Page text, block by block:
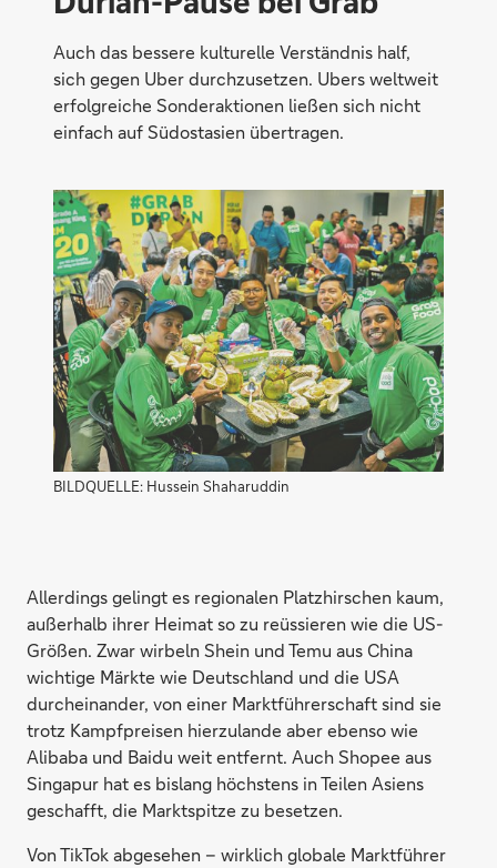
Auch das bessere kulturelle Verständnis half,
sich gegen Uber durchzusetzen. Ubers weltweit
erfolgreiche Sonderaktionen ließen sich nicht
einfach auf Südostasien übertragen.
BILDQUELLE: Hussein Shaharuddin
Allerdings gelingt es regionalen Platzhirschen kaum,
außerhalb ihrer Heimat so zu reüssieren wie die US-
Größen. Zwar wirbeln Shein und Temu aus China
wichtige Märkte wie Deutschland und die USA
durcheinander, von einer Marktführerschaft sind sie
trotz Kampfpreisen hierzulande aber ebenso wie
Alibaba und Baidu weit entfernt. Auch Shopee aus
Singapur hat es bislang höchstens in Teilen Asiens
geschafft, die Marktspitze zu besetzen.
Von TikTok abgesehen – wirklich globale Marktführer